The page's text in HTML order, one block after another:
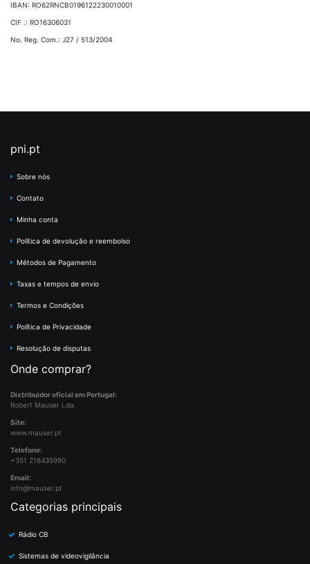
IBAN: RO62RNCB0196122230010001
CIF .: RO16306031
No. Reg. Com.: J27 / 513/2004
pni.pt
Sobre nós
Contato
Minha conta
Política de devolução e reembolso
Métodos de Pagamento
Taxas e tempos de envio
Termos e Condições
Política de Privacidade
Resolução de disputas
Onde comprar?
Distribuidor oficial em Portugal:
Robert Mauser Lda.
Site:
www.mauser.pt
Telefone:
+351 218435990
Email:
info@mauser.pt
Categorias principais
Rádio CB
Sistemas de videovigilância